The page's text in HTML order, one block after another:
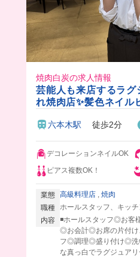
焼肉白炭の求人情報
芸能人も来店するラグ
れ焼肉店✨髪色ネイル
られます！）🎵
六本木駅 徒歩2分
デコレーションネイルOK
ピアス複数OK！
業態 高級料理店
焼肉
職種
ホールスタッフ、キッ
内容
◾️ホールスタッフ◎お
◎お会計◎お席の片付け
フ◎調理◎盛り付け◎洗
な真っ白でラグジュア